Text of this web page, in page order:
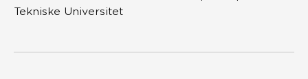
Tekniske Universitet